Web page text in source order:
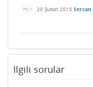
20 Şubat 2015 Sercan
İlgili sorular